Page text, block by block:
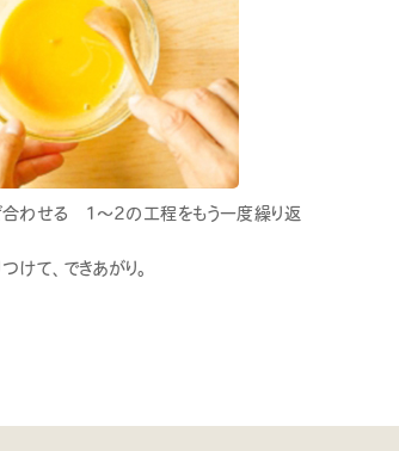
合わせる 1～2の工程をもう一度繰り返
けて、できあがり。